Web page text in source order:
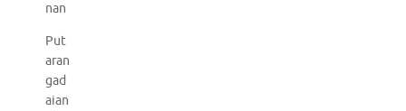
nan
Put
aran
gad
aian